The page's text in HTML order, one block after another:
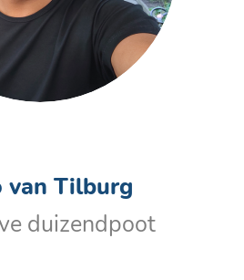
van Tilburg
duizendpoot